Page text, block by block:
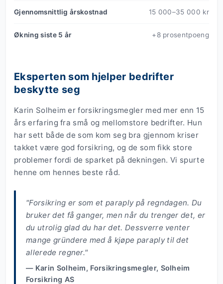
Gjennomsnittlig årskostnad 15 000–35 000 kr
Økning siste 5 år +8 prosentpoeng
Eksperten som hjelper bedrifter
beskytte seg
Karin Solheim er forsikringsmegler med mer enn 15
års erfaring fra små og mellomstore bedrifter. Hun
har sett både de som kom seg bra gjennom kriser
takket være god forsikring, og de som fikk store
problemer fordi de sparket på dekningen. Vi spurte
henne om hennes beste råd.
"Forsikring er som et paraply på regndagen. Du
bruker det få ganger, men når du trenger det, er
du utrolig glad du har det. Dessverre venter
mange gründere med å kjøpe paraply til det
allerede regner."
— Karin Solheim, Forsikringsmegler, Solheim
Forsikring AS